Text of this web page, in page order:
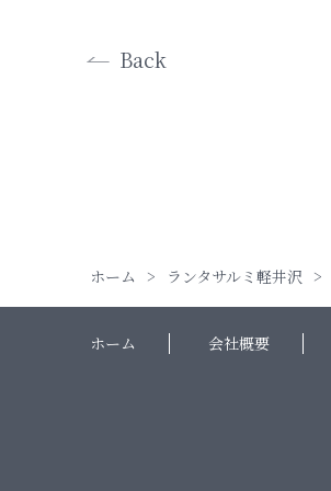
Back
ホーム ランタサルミ軽井沢
ホーム 会社概要